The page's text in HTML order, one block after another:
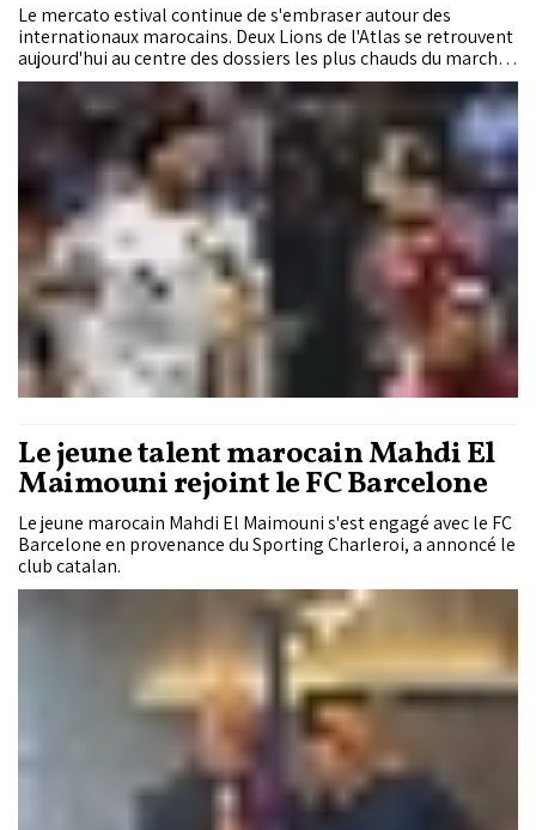
Le mercato estival continue de s'embraser autour des
internationaux marocains. Deux Lions de l'Atlas se retrouvent
aujourd'hui au centre des dossiers les plus chauds du marché
européen. D'un côté, Galatasaray intensifie son offensive
auprès du Real Madrid pour tenter d'arracher la signature de
Brahim Díaz, en quête de davantage de garanties concernant
son temps de jeu. De l'autre, Neil El Aynaoui, auteur d'une
saison convaincante sous les couleurs de l'AS Roma et
brillant avec la sélection marocaine lors de la Coupe du
monde 2026, suscite un vif intérêt de Liverpool et de
plusieurs ténors de Premier League. Deux dossiers brûlants
qui pourraient bien faire basculer la carrière des deux
internationaux.
Le jeune talent marocain Mahdi El
Maimouni rejoint le FC Barcelone
Le jeune marocain Mahdi El Maimouni s'est engagé avec le FC
Barcelone en provenance du Sporting Charleroi, a annoncé le
club catalan.